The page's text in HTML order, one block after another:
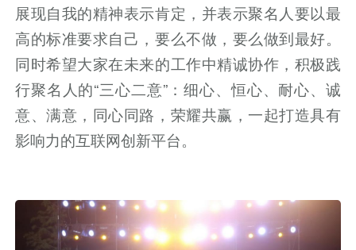
展现自我的精神表示肯定，并表示聚名人要以最
高的标准要求自己，要么不做，要么做到最好。
同时希望大家在未来的工作中精诚协作，积极践
行聚名人的“三心二意”：细心、恒心、耐心、诚
意、满意，同心同路，荣耀共赢，一起打造具有
影响力的互联网创新平台。